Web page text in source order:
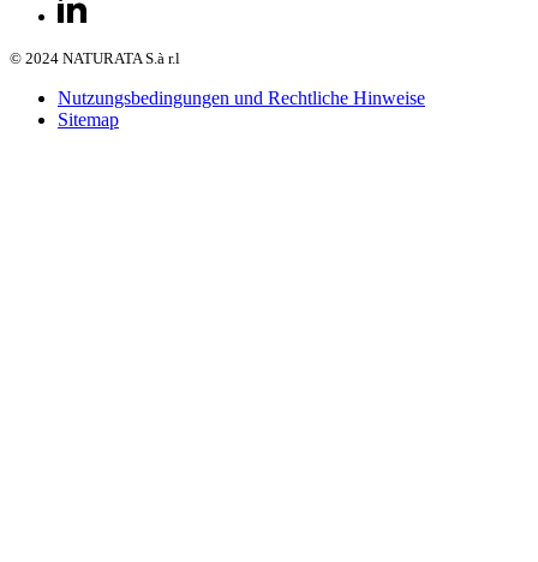
© 2024 NATURATA S.à r.l
Nutzungsbedingungen und Rechtliche Hinweise
Sitemap